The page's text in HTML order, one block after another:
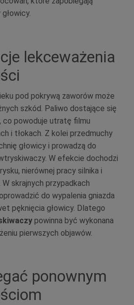
lekceważenia
pod pokrywą zaworów może
szkód. Paliwo dostające się
co powoduje utratę filmu
i tłokach. Z kolei przedmuchy
głowicy i prowadzą do
W efekcie dochodzi
nierównej pracy silnika i
skrajnych przypadkach
do wypalenia gniazda
pęknięcia głowicy. Dlatego
powinna być wykonana
pierwszych objawów.
ponownym